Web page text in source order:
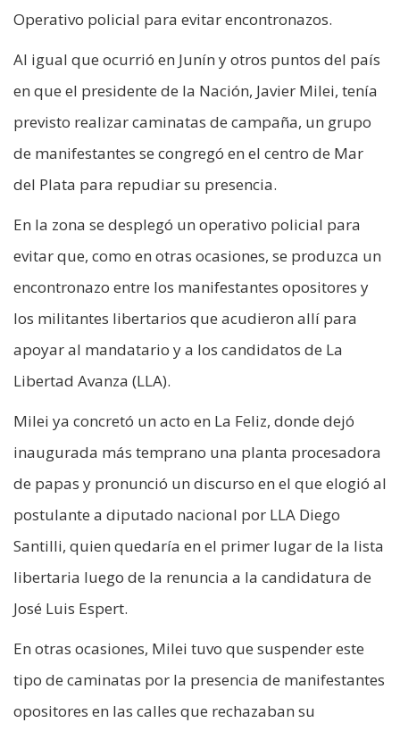
Operativo policial para evitar encontronazos.
Al igual que ocurrió en Junín y otros puntos del país
en que el presidente de la Nación, Javier Milei, tenía
previsto realizar caminatas de campaña, un grupo
de manifestantes se congregó en el centro de Mar
del Plata para repudiar su presencia.
En la zona se desplegó un operativo policial para
evitar que, como en otras ocasiones, se produzca un
encontronazo entre los manifestantes opositores y
los militantes libertarios que acudieron allí para
apoyar al mandatario y a los candidatos de La
Libertad Avanza (LLA).
Milei ya concretó un acto en La Feliz, donde dejó
inaugurada más temprano una planta procesadora
de papas y pronunció un discurso en el que elogió al
postulante a diputado nacional por LLA Diego
Santilli, quien quedaría en el primer lugar de la lista
libertaria luego de la renuncia a la candidatura de
José Luis Espert.
En otras ocasiones, Milei tuvo que suspender este
tipo de caminatas por la presencia de manifestantes
opositores en las calles que rechazaban su